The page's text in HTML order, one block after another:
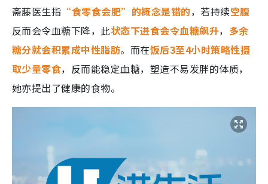
斋藤医生指 “食零食会肥”的概念是错的，若持续空腹
反而会令血糖下降，此状态下进食会令血糖飙升， 多余
糖分就会积累成中性脂肪。而在饭后3至4小时策略性摄
取少量零食，反而能稳定血糖，塑造不易发胖的体质，
她亦提出了健康的食物。